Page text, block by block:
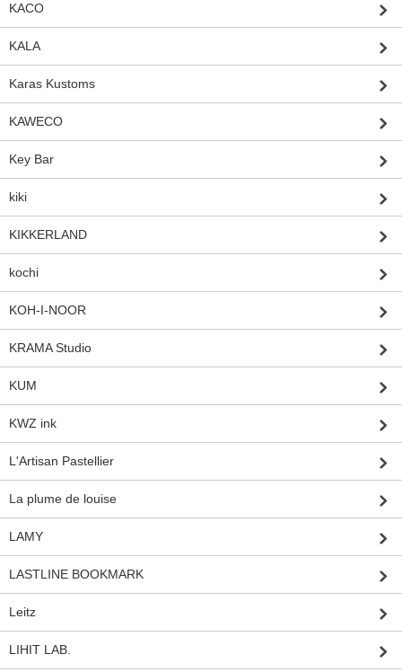
KACO
KALA
Karas Kustoms
KAWECO
Key Bar
kiki
KIKKERLAND
kochi
KOH-I-NOOR
KRAMA Studio
KUM
KWZ ink
L'Artisan Pastellier
La plume de louise
LAMY
LASTLINE BOOKMARK
Leitz
LIHIT LAB.